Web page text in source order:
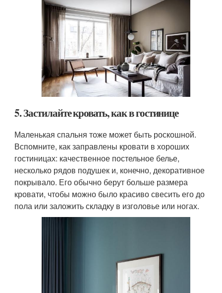
5. Застилайте кровать, как в гостинице
Маленькая спальня тоже может быть роскошной.
Вспомните, как заправлены кровати в хороших
гостиницах: качественное постельное белье,
несколько рядов подушек и, конечно, декоративное
покрывало. Его обычно берут больше размера
кровати, чтобы можно было красиво свесить его до
пола или заложить складку в изголовье или ногах.